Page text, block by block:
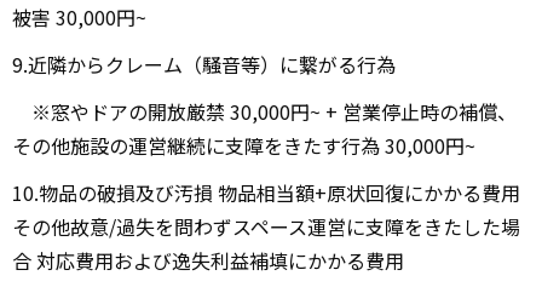
被害 30,000円~
9.近隣からクレーム（騒音等）に繋がる行為
※窓やドアの開放厳禁 30,000円~ + 営業停止時の補償、
その他施設の運営継続に支障をきたす行為 30,000円~
10.物品の破損及び汚損 物品相当額+原状回復にかかる費用
その他故意/過失を問わずスペース運営に支障をきたした場
合 対応費用および逸失利益補填にかかる費用